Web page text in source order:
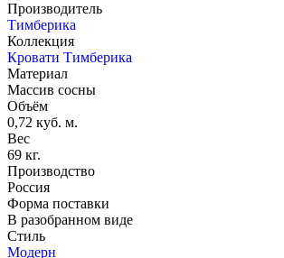
Производитель
Тимберика
Коллекция
Кровати Тимберика
Материал
Массив сосны
Объём
0,72 куб. м.
Вес
69 кг.
Производство
Россия
Форма поставки
В разобранном виде
Стиль
Модерн